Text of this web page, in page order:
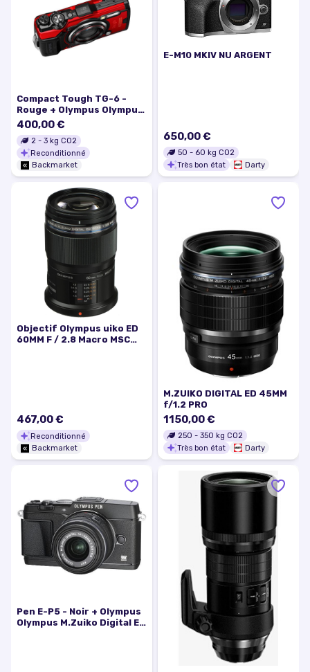
Compact Tough TG-6 -
Rouge + Olympus Olympus
lens Zoom 4.5-18mm
f/2.0-4.9 f/2.0-4.9
400,00 €
2 - 3 kg CO2
Reconditionné
Backmarket
E-M10 MKIV NU ARGENT
650,00 €
50 - 60 kg CO2
Très bon état
Darty
Objectif Olympus uiko ED
60MM F / 2.8 Macro MSC
467,00 €
Reconditionné
Backmarket
M.ZUIKO DIGITAL ED 45MM
f/1.2 PRO
1150,00 €
250 - 350 kg CO2
Très bon état
Darty
Pen E-P5 - Noir + Olympus
Olympus M.Zuiko Digital ED